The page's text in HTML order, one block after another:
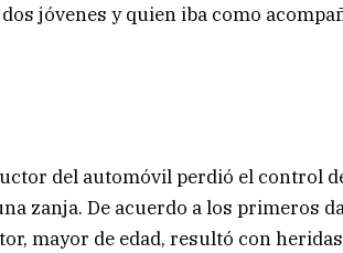
jóvenes y quien iba como
del automóvil perdió el control
zanja. De acuerdo a los primeros
mayor de edad, resultó con